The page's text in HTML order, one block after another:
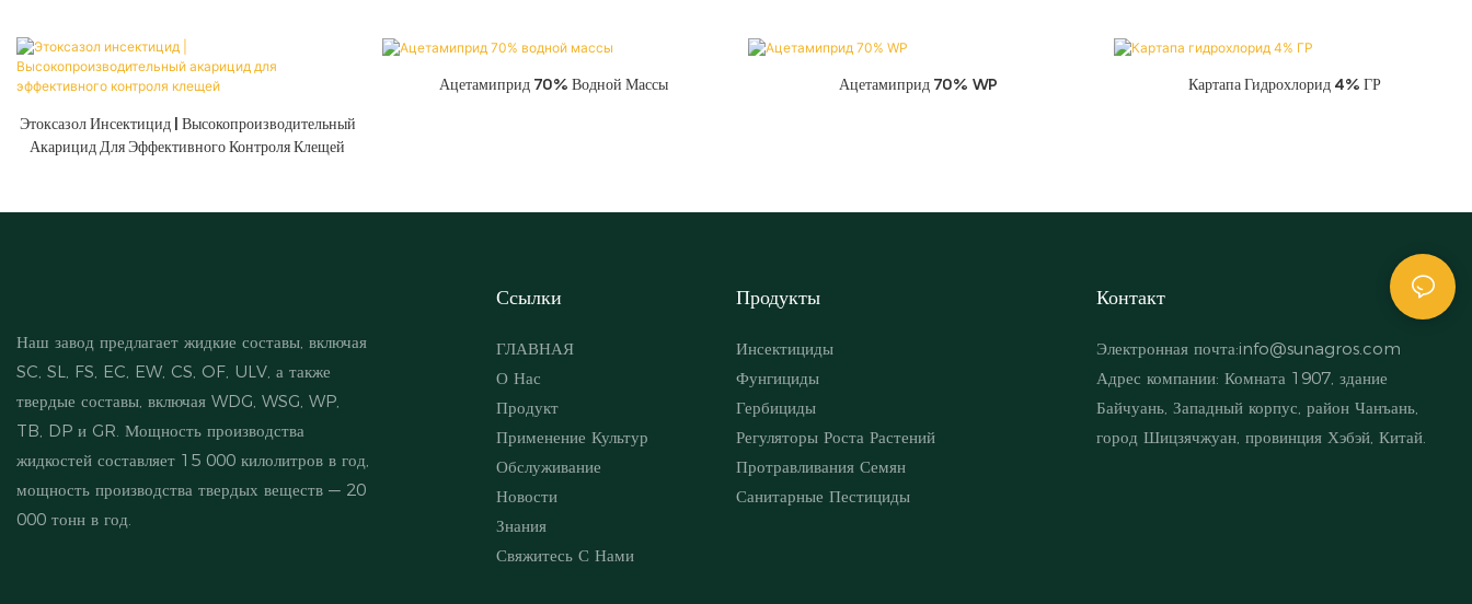
Этоксазол Инсектицид | Высокопроизводительный
Акарицид Для Эффективного Контроля Клещей
Ацетамиприд 70% Водной Массы Ацетамиприд 70% WP Картапа Гидрохлорид 4% ГР
Наш завод предлагает жидкие составы, включая
SC, SL, FS, EC, EW, CS, OF, ULV, а также
твердые составы, включая WDG, WSG, WP,
TB, DP и GR. Мощность производства
жидкостей составляет 15 000 килолитров в год,
мощность производства твердых веществ — 20
000 тонн в год.
Ссылки
ГЛАВНАЯ
О Нас
Продукт
Применение Культур
Обслуживание
Новости
Знания
Свяжитесь С Нами
Продукты
Инсектициды
Фунгициды
Гербициды
Регуляторы Роста Растений
Протравливания Семян
Санитарные Пестициды
Контакт
Электронная почта:info@sunagros.com
Адрес компании: Комната 1907, здание
Байчуань, Западный корпус, район Чанъань,
город Шицзячжуан, провинция Хэбэй, Китай.